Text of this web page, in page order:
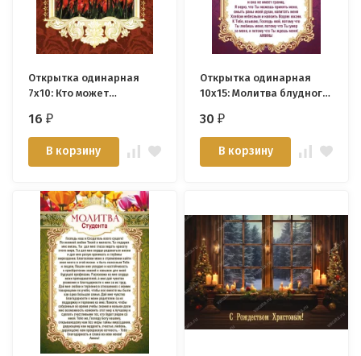
Открытка одинарная
7x10: Кто может
Господнем
16₽
В корзину
Открытка одинарная
10x15: Молитва блудного
30₽
В корзину